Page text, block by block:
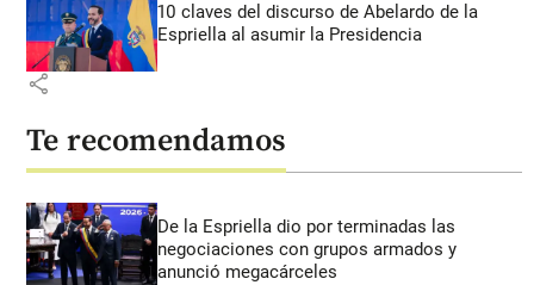
10 claves del discurso de Abelardo de la
Espriella al asumir la Presidencia
share
Te recomendamos
De la Espriella dio por terminadas las
negociaciones con grupos armados y
anunció megacárceles